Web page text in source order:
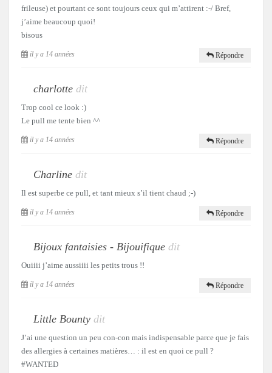
frileuse) et pourtant ce sont toujours ceux qui m’attirent :-/ Bref,
j’aime beaucoup quoi!
bisous
il y a 14 années Répondre
charlotte dit
Trop cool ce look :)
Le pull me tente bien ^^
il y a 14 années Répondre
Charline dit
Il est superbe ce pull, et tant mieux s’il tient chaud ;-)
il y a 14 années Répondre
Bijoux fantaisies - Bijouifique dit
Ouiiii j’aime aussiiii les petits trous !!
il y a 14 années Répondre
Little Bounty dit
J’ai une question un peu con-con mais indispensable parce que je fais
des allergies à certaines matières… : il est en quoi ce pull ?
#WANTED